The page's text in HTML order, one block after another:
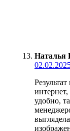
Наталья
удобно,